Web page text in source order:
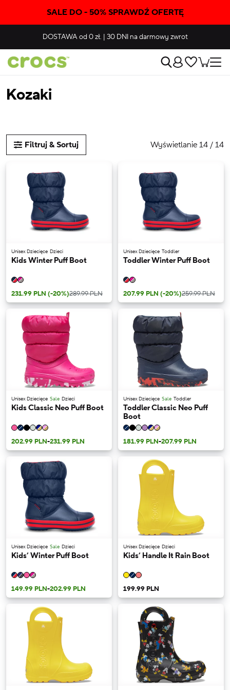
SALE DO - 50% SPRAWDŹ OFERTĘ
DOSTAWAod 0 zł. | 30 DNIna darmowy zwrot
Kozaki
Filtruj & Sortuj Wyświetlanie 14 / 14
Unisex Dziecięce Dzieci
Kids Winter Puff Boot
231.99 PLN (-20%)289.99 PLN
Unisex Dziecięce Toddler
Toddler Winter Puff Boot
207.99 PLN (-20%)259.99 PLN
Unisex Dziecięce Sale Dzieci
Kids Classic Neo Puff Boot
202.99 PLN-231.99 PLN
Unisex Dziecięce Sale Toddler
Toddler Classic Neo Puff
Boot
181.99 PLN-207.99 PLN
Unisex Dziecięce Sale Dzieci
Kids’ Winter Puff Boot
149.99 PLN-202.99 PLN
Unisex Dziecięce Dzieci
Kids’ Handle It Rain Boot
199.99 PLN